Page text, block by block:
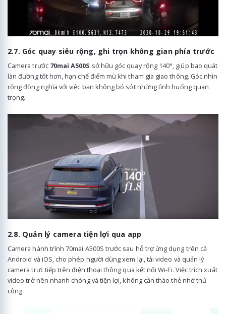
2.7. Góc quay siêu rộng, ghi trọn không gian phía trước
Camera trước 70mai A500S sở hữu góc quay rộng 140°, giúp bao quát
làn đường tốt hơn, hạn chế điểm mù khi tham gia giao thông. Góc nhìn
rộng đồng nghĩa với việc bạn không bỏ sót những tình huống quan
trọng.
2.8. Quản lý camera tiện lợi qua app
Camera hành trình 70mai A500S trước sau hỗ trợ ứng dụng trên cả
Android và iOS, cho phép người dùng xem lại, tải video và quản lý
camera trực tiếp trên điện thoại thông qua kết nối Wi-Fi. Việc trích xuất
video trở nên nhanh chóng và tiện lợi, không cần tháo thẻ nhớ thủ
công.